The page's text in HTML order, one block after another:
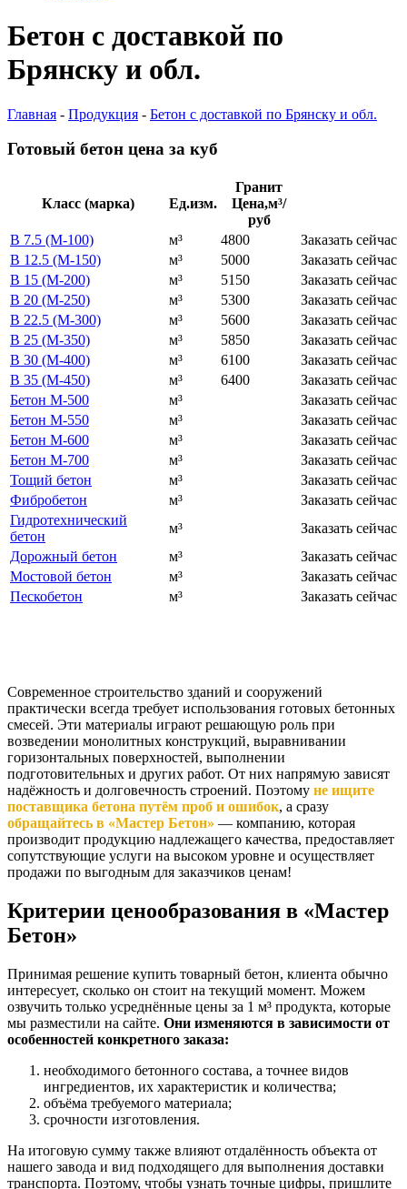
Бетон с доставкой по
Брянску и обл.
Главная - Продукция - Бетон с доставкой по Брянску и обл.
Готовый бетон цена за куб
Класс (марка) Ед.изм.
Гранит
Цена,м³/
руб
В 7.5 (М-100)
м³ 4800
Заказать сейчас
В 12.5 (М-150)
м³ 5000
Заказать сейчас
В 15 (М-200)
м³ 5150
Заказать сейчас
В 20 (М-250)
м³ 5300
Заказать сейчас
В 22.5 (М-300)
м³ 5600
Заказать сейчас
В 25 (М-350)
м³ 5850
Заказать сейчас
В 30 (М-400)
м³ 6100
Заказать сейчас
В 35 (М-450)
м³ 6400
Заказать сейчас
Бетон М-500
м³
Заказать сейчас
Бетон М-550
м³
Заказать сейчас
Бетон М-600
м³
Заказать сейчас
Бетон М-700
м³
Заказать сейчас
Тощий бетон
м³
Заказать сейчас
Фибробетон
м³
Заказать сейчас
Гидротехнический
бетон
м³
Заказать сейчас
Дорожный бетон
м³
Заказать сейчас
Мостовой бетон
м³
Заказать сейчас
Пескобетон
м³ Заказать сейчас
Современное строительство зданий и сооружений
практически всегда требует использования готовых бетонных
смесей. Эти материалы играют решающую роль при
возведении монолитных конструкций, выравнивании
горизонтальных поверхностей, выполнении
подготовительных и других работ. От них напрямую зависят
надёжность и долговечность строений. Поэтому не ищите
поставщика бетона путём проб и ошибок, а сразу
обращайтесь в «Мастер Бетон» — компанию, которая
производит продукцию надлежащего качества, предоставляет
сопутствующие услуги на высоком уровне и осуществляет
продажи по выгодным для заказчиков ценам!
Критерии ценообразования в «Мастер
Бетон»
Принимая решение купить товарный бетон, клиента обычно
интересует, сколько он стоит на текущий момент. Можем
озвучить только усреднённые цены за 1 м³ продукта, которые
мы разместили на сайте. Они изменяются в зависимости от
особенностей конкретного заказа:
необходимого бетонного состава, а точнее видов
ингредиентов, их характеристик и количества;
объёма требуемого материала;
срочности изготовления.
На итоговую сумму также влияют отдалённость объекта от
нашего завода и вид подходящего для выполнения доставки
транспорта. Поэтому, чтобы узнать точные цифры, пришлите